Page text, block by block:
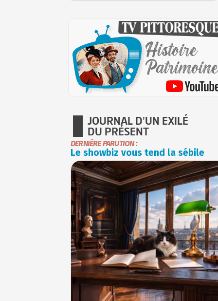
JOURNAL D'UN EXILÉ
DU PRÉSENT
DERNIÈRE PARUTION :
Le showbiz vous tend la sébile